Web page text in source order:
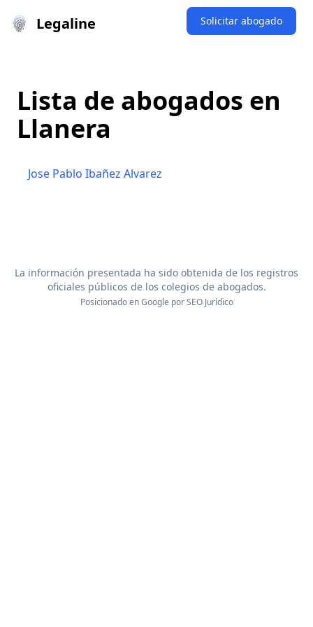
Legaline Solicitar abogado
Lista de abogados en
Llanera
Jose Pablo Ibañez Alvarez
La información presentada ha sido obtenida de los registros
oficiales públicos de los colegios de abogados.
Posicionado en Google porSEO Jurídico